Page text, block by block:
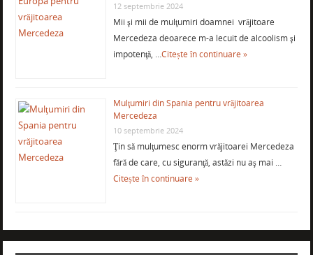
12 septembrie 2024
Mii şi mii de mulţumiri doamnei vrăjitoare
Mercedeza deoarece m-a lecuit de alcoolism şi
impotenţă, …Citește în continuare »
Mulţumiri din Spania pentru vrăjitoarea
Mercedeza
10 septembrie 2024
Ţin să mulţumesc enorm vrăjitoarei Mercedeza
fără de care, cu siguranţă, astăzi nu aş mai …
Citește în continuare »